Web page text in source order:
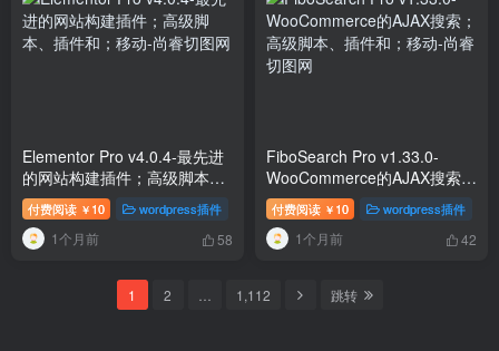
Elementor Pro v4.0.4-最先进
的网站构建插件；高级脚本、
插件和；移动
付费阅读 ￥ 10 wordpress插件
1个月前 58
FiboSearch Pro v1.33.0-
WooCommerce的AJAX搜索；
高级脚本、插件和；移动
付费阅读 ￥ 10 wordpress插件
1个月前 42
1 2 1,112 跳转